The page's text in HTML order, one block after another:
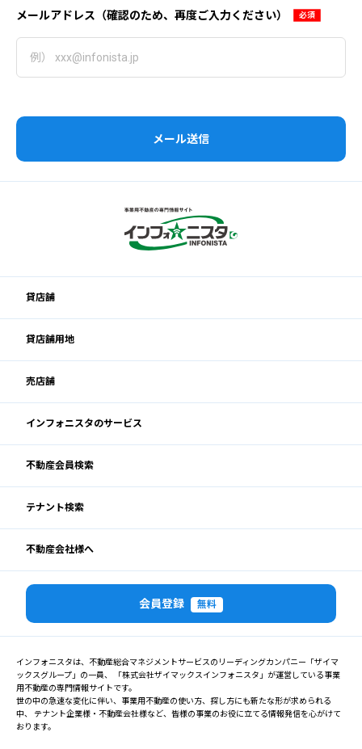
メールアドレス（確認のため、再度ご入力ください）
メール送信
貸店舗
貸店舗用地
売店舗
インフォニスタのサービス
不動産会員検索
テナント検索
不動産会社様へ
会員登録 無料
インフォニスタは、不動産総合マネジメントサービスのリーディングカンパニー「ザイマ
ックスグループ」の一員、 「株式会社ザイマックスインフォニスタ」が運営している事業
用不動産の専門情報サイトです。
世の中の急速な変化に伴い、事業用不動産の使い方、探し方にも新たな形が求められる
中、 テナント企業様・不動産会社様など、皆様の事業のお役に立てる情報発信を心がけて
おります。